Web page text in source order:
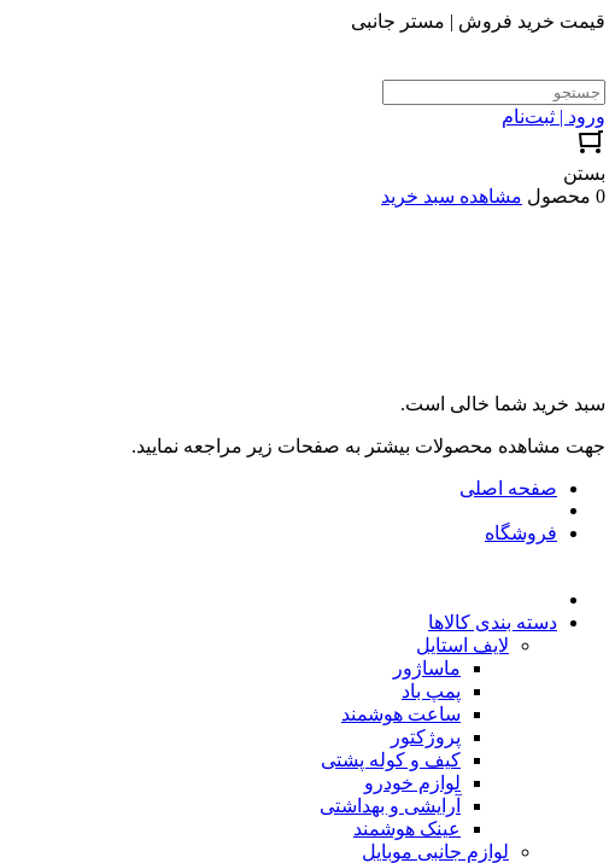
قیمت خرید فروش | مستر جانبی
ورود | ثبت‌نام
بستن
0 محصول
مشاهده سبد خرید
سبد خرید شما خالی است.
جهت مشاهده محصولات بیشتر به صفحات زیر مراجعه نمایید.
صفحه اصلی
فروشگاه
دسته بندی کالاها
لایف استایل
ماساژور
پمپ باد
ساعت هوشمند
پروژکتور
کیف و کوله پشتی
لوازم خودرو
آرایشی و بهداشتی
عینک هوشمند
لوازم جانبی موبایل